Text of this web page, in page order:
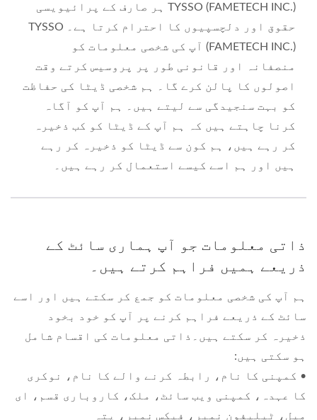
TYSSO (FAMETECH INC.) ہر صارف کے پرائیویسی
حقوق اور دلچسپیوں کا احترام کرتا ہے۔ TYSSO
(FAMETECH INC.) آپ کی شخصی معلومات کو
منصفانہ اور قانونی طور پر پروسیس کرتے وقت
اصولوں کا پالن کرے گا۔ ہم شخصی ڈیٹا کی حفاظت
کو بہت سنجیدگی سے لیتے ہیں۔ ہم آپ کو آگاہ
کرنا چاہتے ہیں کہ ہم آپ کے ڈیٹا کو کب ذخیرہ
کر رہے ہیں، ہم کون سے ڈیٹا کو ذخیرہ کر رہے
ہیں اور ہم اسے کیسے استعمال کر رہے ہیں۔
ذاتی معلومات جو آپ ہماری سائٹ کے
ذریعے ہمیں فراہم کرتے ہیں۔
ہم آپ کی شخصی معلومات کو جمع کر سکتے ہیں اور اسے
سائٹ کے ذریعے فراہم کرنے پر آپ کو خود بخود
ذخیرہ کر سکتے ہیں۔ذاتی معلومات کی اقسام شامل
ہو سکتی ہیں:
• کمپنی کا نام، رابطہ کرنے والے کا نام، نوکری
کا عہدہ، کمپنی ویب سائٹ، ملک، کاروباری قسم، ای
میل، ٹیلیفون نمبر، فیکس نمبر، پتہ